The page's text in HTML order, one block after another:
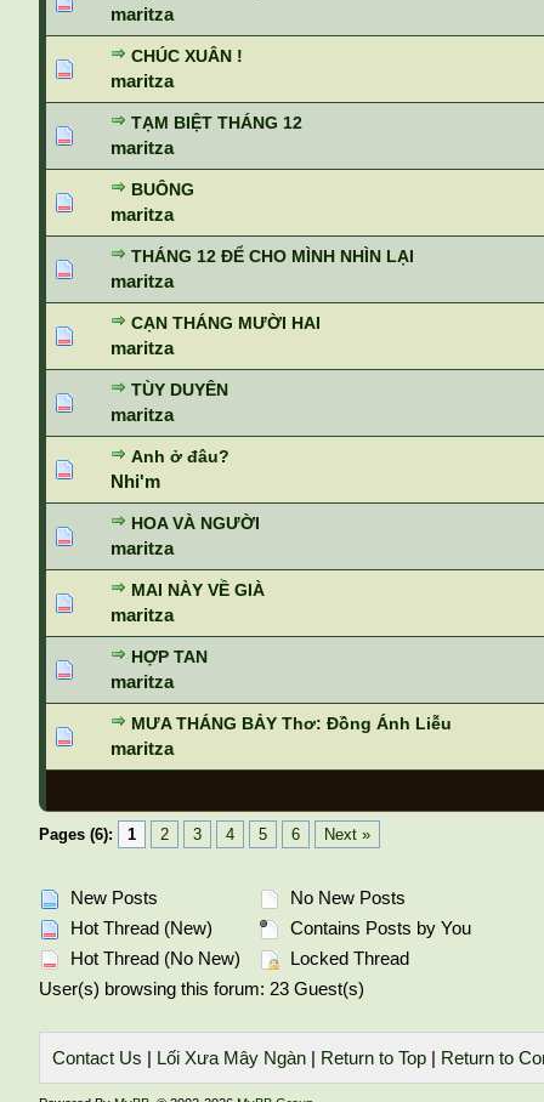
maritza
CHÚC XUÂN !
maritza
TẠM BIỆT THÁNG 12
maritza
BUÔNG
maritza
THÁNG 12 ĐỂ CHO MÌNH NHÌN LẠI
maritza
CẠN THÁNG MƯỜI HAI
maritza
TÙY DUYÊN
maritza
Anh ở đâu?
Nhi'm
HOA VÀ NGƯỜI
maritza
MAI NÀY VỀ GIÀ
maritza
HỢP TAN
maritza
MƯA THÁNG BẢY Thơ: Đồng Ánh Liễu
maritza
Pages (6): 1 2 3 4 5 6 Next »
New Posts
Hot Thread (New)
Hot Thread (No New)
No New Posts
Contains Posts by You
Locked Thread
User(s) browsing this forum: 23 Guest(s)
Contact Us | Lối Xưa Mây Ngàn | Return to Top | Return to